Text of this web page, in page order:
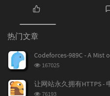
热
门
文
章
热门文章
Codeforces-989C - A Mist
浏
次
数:
167025
让网站永久拥有HTTPS -
浏
76193